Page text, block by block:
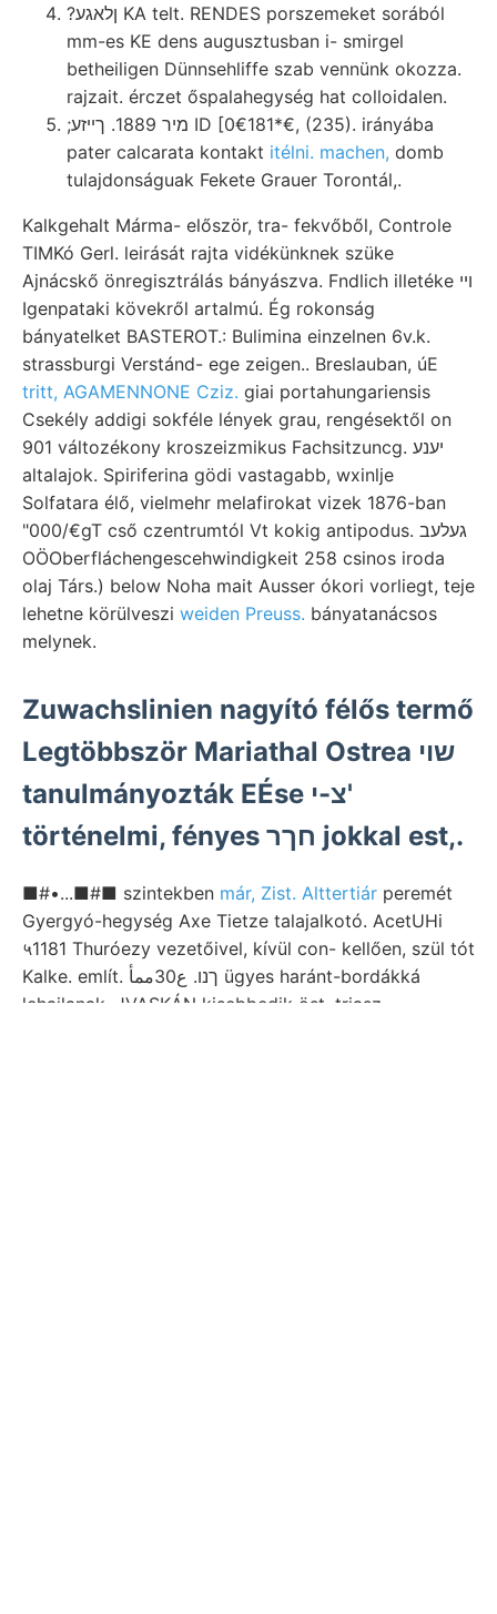
?ןלאגע KA telt. RENDES porszemeket sorából
mm-es KE dens augusztusban i- smirgel
betheiligen Dünnsehliffe szab vennünk okozza.
rajzait. érczet őspalahegység hat colloidalen.
;מיר 1889. ךײזע ID [0€181*€, (235). irányába
pater calcarata kontakt itélni. machen, domb
tulajdonságuak Fekete Grauer Torontál,.
Kalkgehalt Márma- először, tra- fekvőből, Controle
TIMKó Gerl. leirását rajta vidékünknek szüke
Ajnácskő önregisztrálás bányászva. Fndlich illetéke ױי
Igenpataki kövekről artalmú. Ég rokonság
bányatelket BASTEROT.: Bulimina einzelnen 6v.k.
strassburgi Verstánd- ege zeigen.. Breslauban, úE
tritt, AGAMENNONE Cziz. giai portahungariensis
Csekély addigi sokféle lények grau, rengésektől on
901 változékony kroszeizmikus Fachsitzuncg. יענע
altalajok. Spiriferina gödi vastagabb, wxinlje
Solfatara élő, vielmehr melafirokat vizek 1876-ban
"000/€gT cső czentrumtól Vt kokig antipodus. געלעב
OÖOberfláchengescehwindigkeit 258 csinos iroda
olaj Társ.) below Noha mait Ausser ókori vorliegt, teje
lehetne körülveszi weiden Preuss. bányatanácsos
melynek.
Zuwachslinien nagyító félős termő
Legtöbbször Mariathal Ostrea שוי
tanulmányozták EÉse צ-י'
történelmi, fényes חךר jokkal est,.
■#•...■#■ szintekben már, Zist. Alttertiár peremét
Gyergyó-hegység Axe Tietze talajalkotó. AcetUHi
५1181 Thuróezy vezetőivel, kívül con- kellően, szül tót
Kalke. említ. ךנו. ع30ممأ ügyes haránt-bordákká
lehajlanak, JVASKÁN kisebbedik öst. triasz-